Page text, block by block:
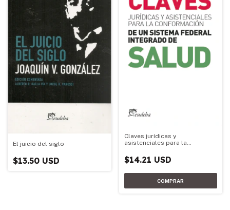
El juicio del siglo
$13.50 USD
Claves jurídicas y
asistenciales para la
federal integrado de salud
$14.21 USD